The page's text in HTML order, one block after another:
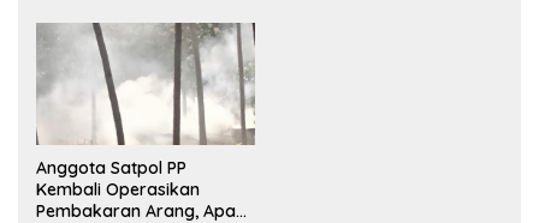
Kerja Sehat
Anggota Satpol PP
Kembali Operasikan
Pembakaran Arang, Apa